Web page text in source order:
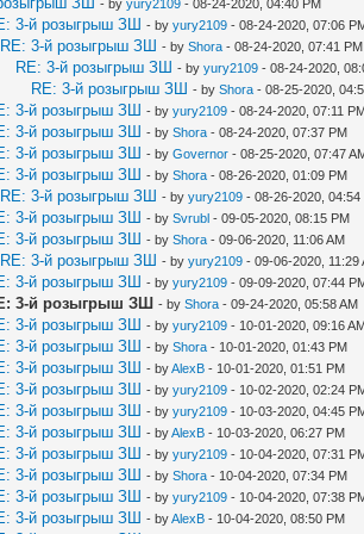
- byyury2109 - 08-24-2020, 04:40 PM
3-й розыгрыш ЗШ - byyury2109 - 08-24-2020, 07:06
RE: 3-й розыгрыш ЗШ - byShora - 08-24-2020, 07:41 PM
RE: 3-й розыгрыш ЗШ - byyury2109 - 08-24-2020,
RE: 3-й розыгрыш ЗШ - byShora - 08-25-2020,
3-й розыгрыш ЗШ - byyury2109 - 08-24-2020, 07:11
3-й розыгрыш ЗШ - byShora - 08-24-2020, 07:37 PM
3-й розыгрыш ЗШ - byGovernor - 08-25-2020, 07:47
3-й розыгрыш ЗШ - byShora - 08-26-2020, 01:09 PM
RE: 3-й розыгрыш ЗШ - byyury2109 - 08-26-2020, 04:54
3-й розыгрыш ЗШ - bySvrubl - 09-05-2020, 08:15 PM
3-й розыгрыш ЗШ - byShora - 09-06-2020, 11:06 AM
RE: 3-й розыгрыш ЗШ - byyury2109 - 09-06-2020, 11:29
3-й розыгрыш ЗШ - byyury2109 - 09-09-2020, 07:44
3-й розыгрыш ЗШ - byShora - 09-24-2020, 05:58 AM
3-й розыгрыш ЗШ - byyury2109 - 10-01-2020, 09:16
3-й розыгрыш ЗШ - byShora - 10-01-2020, 01:43 PM
3-й розыгрыш ЗШ - byAlexB - 10-01-2020, 01:51 PM
3-й розыгрыш ЗШ - byyury2109 - 10-02-2020, 02:24
3-й розыгрыш ЗШ - byyury2109 - 10-03-2020, 04:45
3-й розыгрыш ЗШ - byAlexB - 10-03-2020, 06:27 PM
3-й розыгрыш ЗШ - byyury2109 - 10-04-2020, 07:31
3-й розыгрыш ЗШ - byShora - 10-04-2020, 07:34 PM
3-й розыгрыш ЗШ - byyury2109 - 10-04-2020, 07:38
3-й розыгрыш ЗШ - byAlexB - 10-04-2020, 08:50 PM